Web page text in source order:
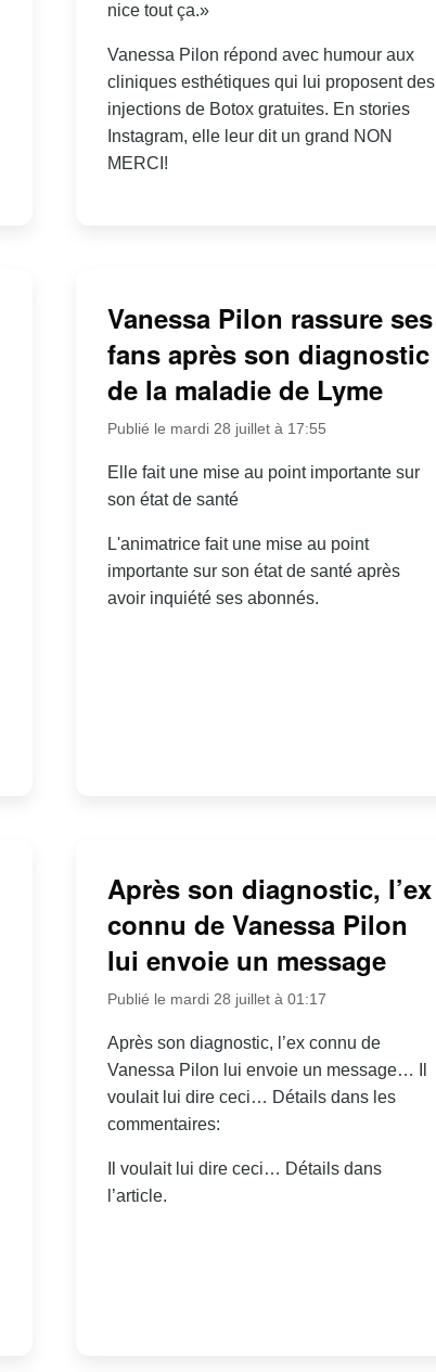
nice tout ça.»
Vanessa Pilon répond avec humour aux
cliniques esthétiques qui lui proposent des
injections de Botox gratuites. En stories
Instagram, elle leur dit un grand NON
MERCI!
Vanessa Pilon rassure ses
fans après son diagnostic
de la maladie de Lyme
Publié le mardi 28 juillet à 17:55
Elle fait une mise au point importante sur
son état de santé
L'animatrice fait une mise au point
importante sur son état de santé après
avoir inquiété ses abonnés.
Après son diagnostic, l’ex
connu de Vanessa Pilon
lui envoie un message
Publié le mardi 28 juillet à 01:17
Après son diagnostic, l’ex connu de
Vanessa Pilon lui envoie un message… Il
voulait lui dire ceci… Détails dans les
commentaires:
Il voulait lui dire ceci… Détails dans
l’article.